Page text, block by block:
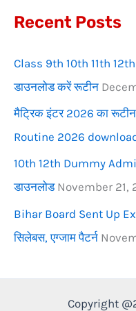
o
:
Recent Posts
Class 9th 10th 11th
डाउनलोड करें रूटीन
मैट्रिक इंटर 2026 का
Routine 2026
10th 12th Dummy
डाउनलोड November 21,
Bihar Board Sent Up
सिलेबस, एग्जाम पैटर्न
Copyright